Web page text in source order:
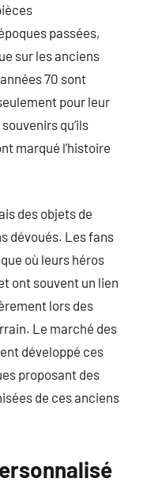
passées,
sur les anciens
70 sont
pour leur
qu’ils
marqué l’histoire
des objets de
dévoués. Les fans
où leurs héros
ont souvent un lien
lors des
Le marché des
développé ces
proposant des
de ces anciens